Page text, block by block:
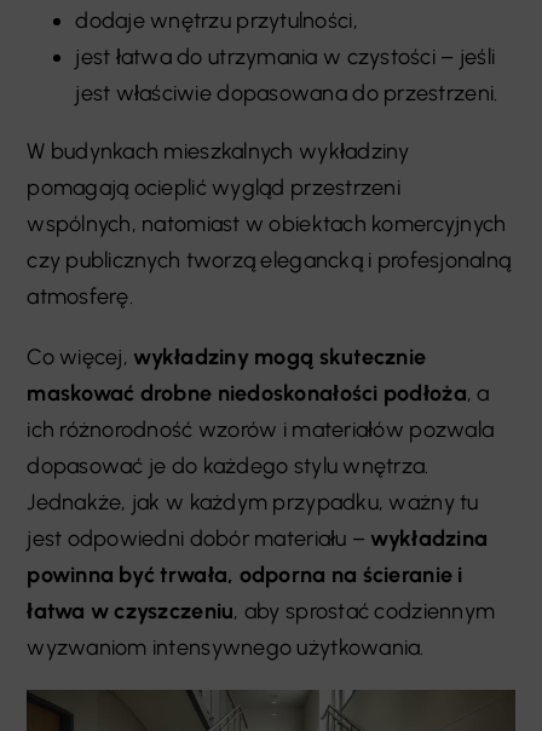
dodaje wnętrzu przytulności,
jest łatwa do utrzymania w czystości – jeśli
jest właściwie dopasowana do przestrzeni.
W budynkach mieszkalnych wykładziny
pomagają ocieplić wygląd przestrzeni
wspólnych, natomiast w obiektach komercyjnych
czy publicznych tworzą elegancką i profesjonalną
atmosferę.
Co więcej, wykładziny mogą skutecznie
maskować drobne niedoskonałości podłoża, a
ich różnorodność wzorów i materiałów pozwala
dopasować je do każdego stylu wnętrza.
Jednakże, jak w każdym przypadku, ważny tu
jest odpowiedni dobór materiału – wykładzina
powinna być trwała, odporna na ścieranie i
łatwa w czyszczeniu, aby sprostać codziennym
wyzwaniom intensywnego użytkowania.